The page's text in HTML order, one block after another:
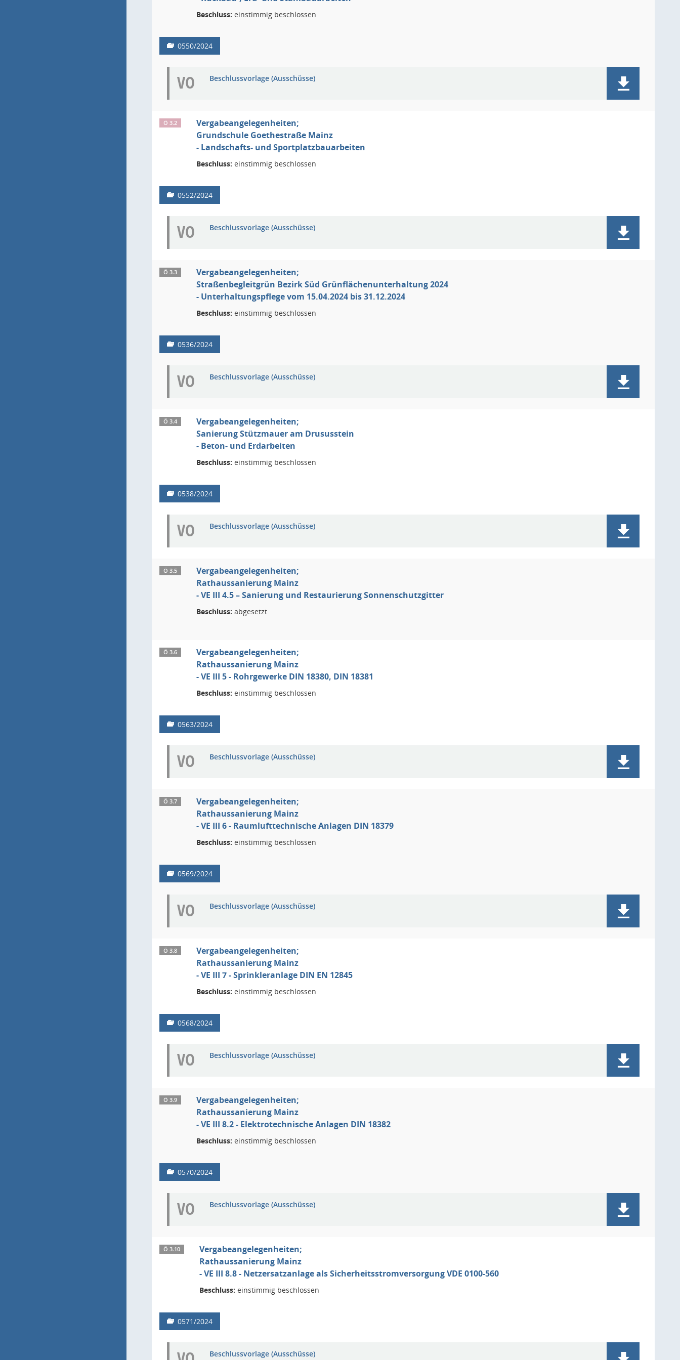
Beschluss: einstimmig beschlossen
0550/2024
VO Beschlussvorlage (Ausschüsse)
Ö 3.2
Vergabeangelegenheiten;
Grundschule Goethestraße Mainz
- Landschafts- und Sportplatzbauarbeiten
Beschluss: einstimmig beschlossen
0552/2024
VO Beschlussvorlage (Ausschüsse)
Ö 3.3
Vergabeangelegenheiten;
Straßenbegleitgrün Bezirk Süd Grünflächenunterhaltung 2024
- Unterhaltungspflege vom 15.04.2024 bis 31.12.2024
Beschluss: einstimmig beschlossen
0536/2024
VO Beschlussvorlage (Ausschüsse)
Ö 3.4
Vergabeangelegenheiten;
Sanierung Stützmauer am Drususstein
- Beton- und Erdarbeiten
Beschluss: einstimmig beschlossen
0538/2024
VO Beschlussvorlage (Ausschüsse)
Ö 3.5
Vergabeangelegenheiten;
Rathaussanierung Mainz
- VE III 4.5 – Sanierung und Restaurierung Sonnenschutzgitter
Beschluss: abgesetzt
Ö 3.6
Vergabeangelegenheiten;
Rathaussanierung Mainz
- VE III 5 - Rohrgewerke DIN 18380, DIN 18381
Beschluss: einstimmig beschlossen
0563/2024
VO Beschlussvorlage (Ausschüsse)
Ö 3.7
Vergabeangelegenheiten;
Rathaussanierung Mainz
- VE III 6 - Raumlufttechnische Anlagen DIN 18379
Beschluss: einstimmig beschlossen
0569/2024
VO Beschlussvorlage (Ausschüsse)
Ö 3.8
Vergabeangelegenheiten;
Rathaussanierung Mainz
- VE III 7 - Sprinkleranlage DIN EN 12845
Beschluss: einstimmig beschlossen
0568/2024
VO Beschlussvorlage (Ausschüsse)
Ö 3.9
Vergabeangelegenheiten;
Rathaussanierung Mainz
- VE III 8.2 - Elektrotechnische Anlagen DIN 18382
Beschluss: einstimmig beschlossen
0570/2024
VO Beschlussvorlage (Ausschüsse)
Ö 3.10
Vergabeangelegenheiten;
Rathaussanierung Mainz
- VE III 8.8 - Netzersatzanlage als Sicherheitsstromversorgung VDE 0100-560
Beschluss: einstimmig beschlossen
0571/2024
Beschlussvorlage (Ausschüsse)